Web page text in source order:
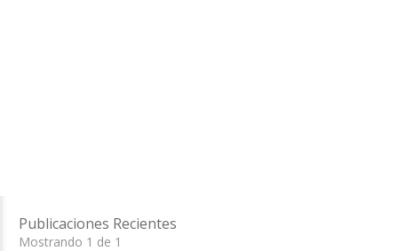
Publicaciones Recientes
Mostrando 1 de 1